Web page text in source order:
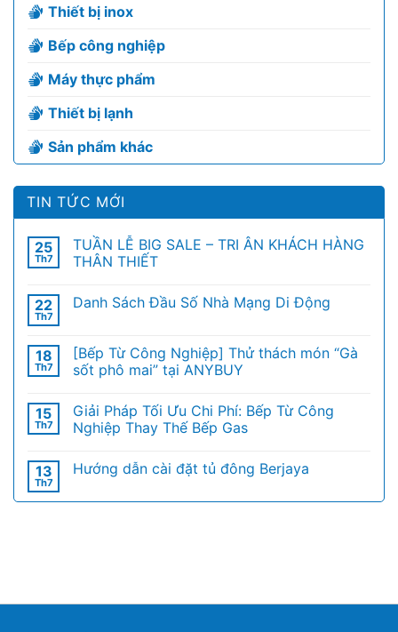
Thiết bị inox
Bếp công nghiệp
Máy thực phẩm
Thiết bị lạnh
Sản phẩm khác
TIN TỨC MỚI
25
Th7
TUẦN LỄ BIG SALE – TRI ÂN KHÁCH HÀNG
THÂN THIẾT
22
Th7
Danh Sách Đầu Số Nhà Mạng Di Động
18
Th7
[Bếp Từ Công Nghiệp] Thử thách món “Gà
sốt phô mai” tại ANYBUY
15
Th7
Giải Pháp Tối Ưu Chi Phí: Bếp Từ Công
Nghiệp Thay Thế Bếp Gas
13
Th7
Hướng dẫn cài đặt tủ đông Berjaya